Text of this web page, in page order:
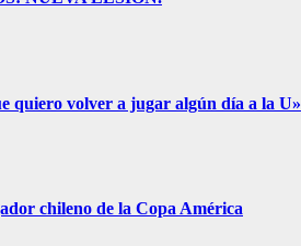
quiero volver a jugar algún día a la U»
chileno de la Copa América